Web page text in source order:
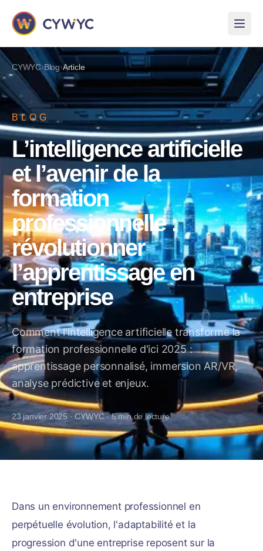
CYWYC›Blog›Article
BLOG
L’intelligence artificielle
et l’avenir de la
formation
professionnelle :
révolutionner
l’apprentissage en
entreprise
Comment l'intelligence artificielle transforme la
formation professionnelle d'ici 2025 :
apprentissage personnalisé, immersion AR/VR,
analyse prédictive et enjeux.
23 janvier 2025 ·CYWYC·5min de lecture
Dans un environnement professionnel en
perpétuelle évolution, l'adaptabilité et la
progression d'une entreprise reposent sur la